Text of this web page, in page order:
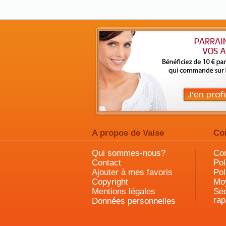
A propos de Valse
Qui sommes-nous?
Contact
Ajouter à mes favoris
Copyright
Mentions légales
Données personnelles